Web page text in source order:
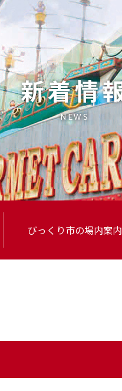
新着情
NEWS
びっくり市の場内案内